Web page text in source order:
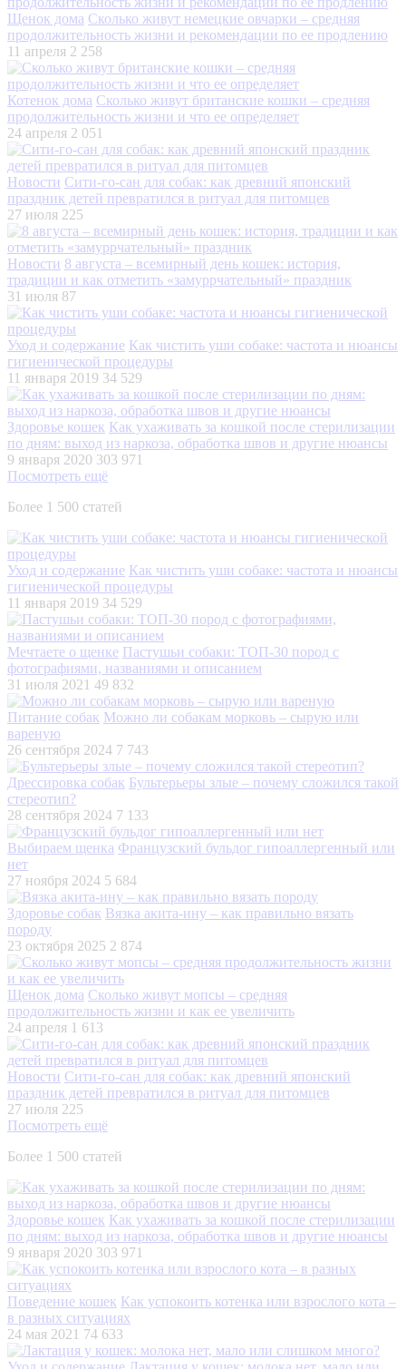
Щенок дома Сколько живут немецкие овчарки – средняя
продолжительность жизни и рекомендации по ее продлению
11 апреля 2 258
Котенок дома Сколько живут британские кошки – средняя
продолжительность жизни и что ее определяет
24 апреля 2 051
Новости Сити-го-сан для собак: как древний японский
праздник детей превратился в ритуал для питомцев
27 июля 225
Новости 8 августа – всемирный день кошек: история,
традиции и как отметить «замуррчательный» праздник
31 июля 87
Уход и содержание Как чистить уши собаке: частота и нюансы
гигиенической процедуры
11 января 2019 34 529
Здоровье кошек Как ухаживать за кошкой после стерилизации
по дням: выход из наркоза, обработка швов и другие нюансы
9 января 2020 303 971
Посмотреть ещё
Более 1 500 статей
Уход и содержание Как чистить уши собаке: частота и нюансы
гигиенической процедуры
11 января 2019 34 529
Мечтаете о щенке Пастушьи собаки: ТОП-30 пород с
фотографиями, названиями и описанием
31 июля 2021 49 832
Питание собак Можно ли собакам морковь – сырую или
вареную
26 сентября 2024 7 743
Дрессировка собак Бультерьеры злые – почему сложился такой
стереотип?
28 сентября 2024 7 133
Выбираем щенка Французский бульдог гипоаллергенный или
нет
27 ноября 2024 5 684
Здоровье собак Вязка акита-ину – как правильно вязать
породу
23 октября 2025 2 874
Щенок дома Сколько живут мопсы – средняя
продолжительность жизни и как ее увеличить
24 апреля 1 613
Новости Сити-го-сан для собак: как древний японский
праздник детей превратился в ритуал для питомцев
27 июля 225
Посмотреть ещё
Более 1 500 статей
Здоровье кошек Как ухаживать за кошкой после стерилизации
по дням: выход из наркоза, обработка швов и другие нюансы
9 января 2020 303 971
Поведение кошек Как успокоить котенка или взрослого кота –
в разных ситуациях
24 мая 2021 74 633